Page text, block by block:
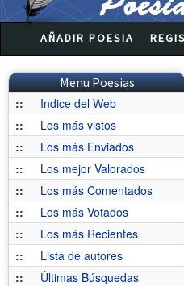
AÑADIR POESIA
Menu Poesias
::
Indice del Web
::
Los más vistos
::
Los más Enviados
::
Los mejor Valorados
::
Los más Comentados
::
Los más Votados
::
Los más Recientes
::
Lista de autores
::
Últimas Búsquedas